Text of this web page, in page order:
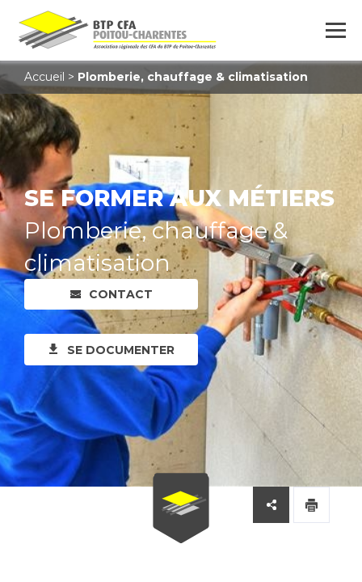
SE FORMER AUX MÉTIERS
Plomberie, chauffage &
climatisation
CONTACT
SE DOCUMENTER
Accueil > Plomberie, chauffage & climatisation